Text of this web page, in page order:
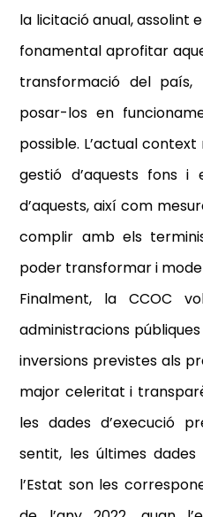
la licitació anual, assolint
fonamental aprofitar
transformació del
posar-los en
possible. L’actual
gestió d’aquests fons i
d’aquests, així com
complir amb els
poder transformar i
Finalment, la CCOC
administracions
inversions previstes als
major celeritat i
les dades d’execució
sentit, les últimes
l’Estat son les